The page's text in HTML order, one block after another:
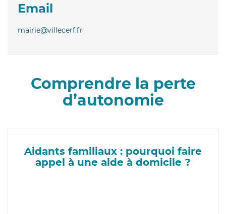
Email
mairie@villecerf.fr
Comprendre la perte
d’autonomie
Aidants familiaux : pourquoi faire
appel à une aide à domicile ?